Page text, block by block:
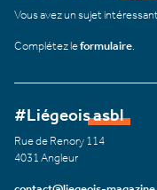
Vous avez un sujet
Complétez leformulaire
#Liégeois asbl
Rue de Renory 114
4031 Angleur